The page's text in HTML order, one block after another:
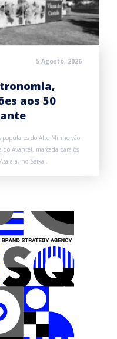
5 Agosto, 2026
aos 50
populares do Alto Minho vão
do Avante!, marcada para os
no Seixal.